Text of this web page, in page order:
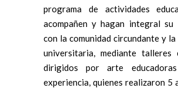
programa de actividades
acompañen y hagan integral su
con la comunidad circundante y la
universitaria, mediante talleres
dirigidos por arte
experiencia, quienes realizaron 5